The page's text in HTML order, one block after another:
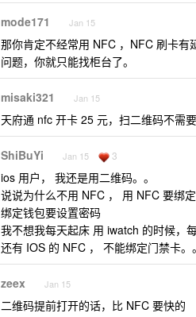
mode171 Jan 15
那你肯定不经常用 NFC ，NFC 刷卡
问题，你就只能找柜台了。
misaki321 Jan 15
天府通 nfc 开卡 25 元，扫二维码不需要
ShiBuYi Jan 15 3
ios 用户， 我还是用二维码。。
说说为什么不用 NFC ， 用 NFC 要绑
绑定钱包要设置密码
我不想我每天起床 用 iwatch 的时候，
还有 IOS 的 NFC ， 不能绑定门禁卡
zeex Jan 15
二维码提前打开的话，比 NFC 要快的